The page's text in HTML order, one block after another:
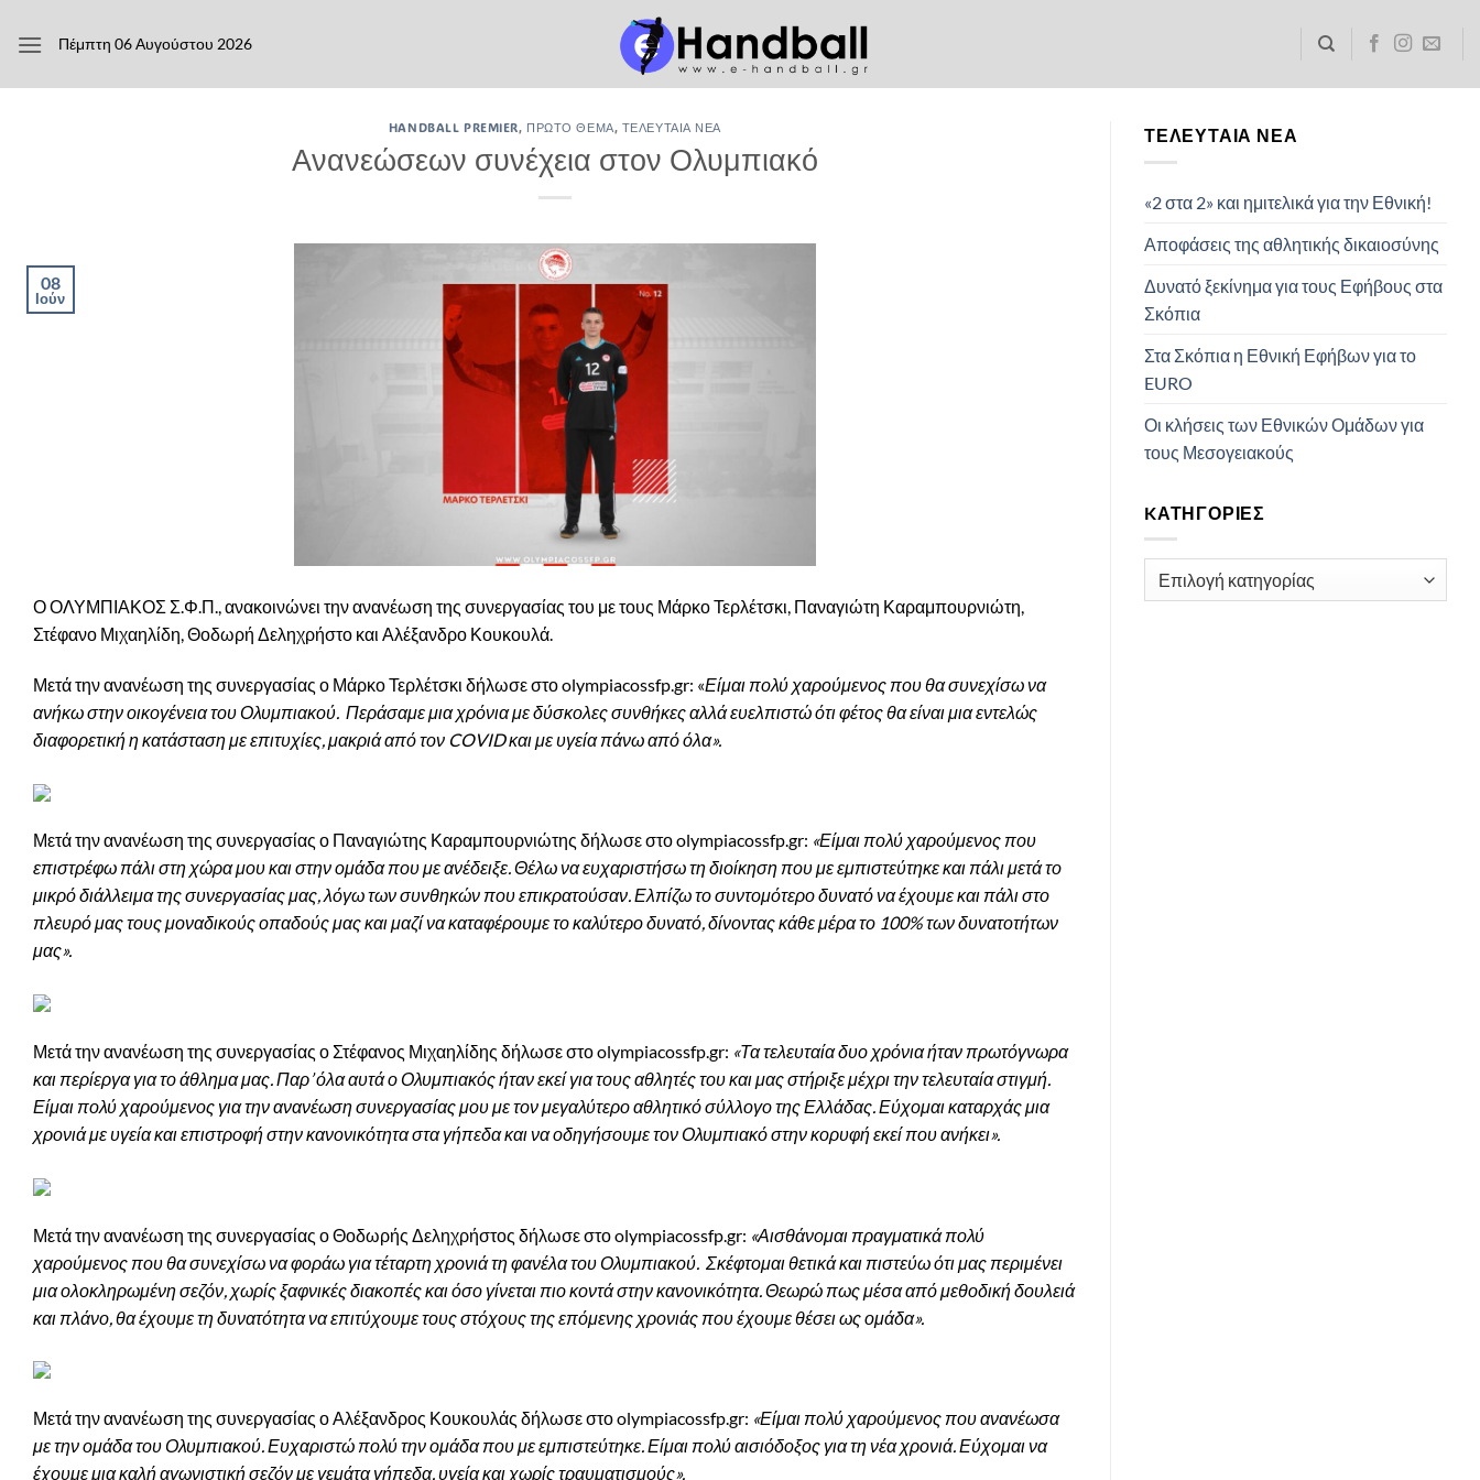
στο
Πέμπτη 06 Αυγούστου 2026
HANDBALL PREMIER, ΠΡΏΤΟ ΘΈΜΑ, ΤΕΛΕΥΤΑΊΑ ΝΈΑ
Ανανεώσεων συνέχεια στον Ολυμπιακό
08
Ιούν
Ο ΟΛΥΜΠΙΑΚΟΣ Σ.Φ.Π., ανακοινώνει την ανανέωση της συνεργασίας του με τους Μάρκο Τερλέτσκι, Παναγιώτη Καραμπουρνιώτη,
Στέφανο Μιχαηλίδη, Θοδωρή Δεληχρήστο και Αλέξανδρο Κουκουλά.
Μετά την ανανέωση της συνεργασίας ο Μάρκο Τερλέτσκι δήλωσε στο olympiacossfp.gr: «Είμαι πολύ χαρούμενος που θα συνεχίσω να
ανήκω στην οικογένεια του Ολυμπιακού. Περάσαμε μια χρόνια με δύσκολες συνθήκες αλλά ευελπιστώ ότι φέτος θα είναι μια εντελώς
διαφορετική η κατάσταση με επιτυχίες, μακριά από τον COVID και με υγεία πάνω από όλα».
Μετά την ανανέωση της συνεργασίας ο Παναγιώτης Καραμπουρνιώτης δήλωσε στο olympiacossfp.gr: «Είμαι πολύ χαρούμενος που
επιστρέφω πάλι στη χώρα μου και στην ομάδα που με ανέδειξε. Θέλω να ευχαριστήσω τη διοίκηση που με εμπιστεύτηκε και πάλι μετά το
μικρό διάλλειμα της συνεργασίας μας, λόγω των συνθηκών που επικρατούσαν. Ελπίζω το συντομότερο δυνατό να έχουμε και πάλι στο
πλευρό μας τους μοναδικούς οπαδούς μας και μαζί να καταφέρουμε το καλύτερο δυνατό, δίνοντας κάθε μέρα το 100% των δυνατοτήτων
μας».
Μετά την ανανέωση της συνεργασίας ο Στέφανος Μιχαηλίδης δήλωσε στο olympiacossfp.gr: «Τα τελευταία δυο χρόνια ήταν πρωτόγνωρα
και περίεργα για το άθλημα μας. Παρ’ όλα αυτά ο Ολυμπιακός ήταν εκεί για τους αθλητές του και μας στήριξε μέχρι την τελευταία στιγμή.
Είμαι πολύ χαρούμενος για την ανανέωση συνεργασίας μου με τον μεγαλύτερο αθλητικό σύλλογο της Ελλάδας. Εύχομαι καταρχάς μια
χρονιά με υγεία και επιστροφή στην κανονικότητα στα γήπεδα και να οδηγήσουμε τον Ολυμπιακό στην κορυφή εκεί που ανήκει».
Μετά την ανανέωση της συνεργασίας ο Θοδωρής Δεληχρήστος δήλωσε στο olympiacossfp.gr: «Αισθάνομαι πραγματικά πολύ
χαρούμενος που θα συνεχίσω να φοράω για τέταρτη χρονιά τη φανέλα του Ολυμπιακού. Σκέφτομαι θετικά και πιστεύω ότι μας περιμένει
μια ολοκληρωμένη σεζόν, χωρίς ξαφνικές διακοπές και όσο γίνεται πιο κοντά στην κανονικότητα. Θεωρώ πως μέσα από μεθοδική δουλειά
και πλάνο, θα έχουμε τη δυνατότητα να επιτύχουμε τους στόχους της επόμενης χρονιάς που έχουμε θέσει ως ομάδα».
Μετά την ανανέωση της συνεργασίας ο Αλέξανδρος Κουκουλάς δήλωσε στο olympiacossfp.gr: «Είμαι πολύ χαρούμενος που ανανέωσα
με την ομάδα του Ολυμπιακού. Ευχαριστώ πολύ την ομάδα που με εμπιστεύτηκε. Είμαι πολύ αισιόδοξος για τη νέα χρονιά. Εύχομαι να
έχουμε μια καλή αγωνιστική σεζόν με γεμάτα γήπεδα, υγεία και χωρίς τραυματισμούς».
ΤΕΛΕΥΤΑΊΑ ΝΈΑ
«2 στα 2» και ημιτελικά για την Εθνική!
Αποφάσεις της αθλητικής δικαιοσύνης
Δυνατό ξεκίνημα για τους Εφήβους στα
Σκόπια
Στα Σκόπια η Εθνική Εφήβων για το
EURO
Οι κλήσεις των Εθνικών Ομάδων για
τους Μεσογειακούς
KΑΤΗΓΟΡΊΕΣ
Kατηγορίες